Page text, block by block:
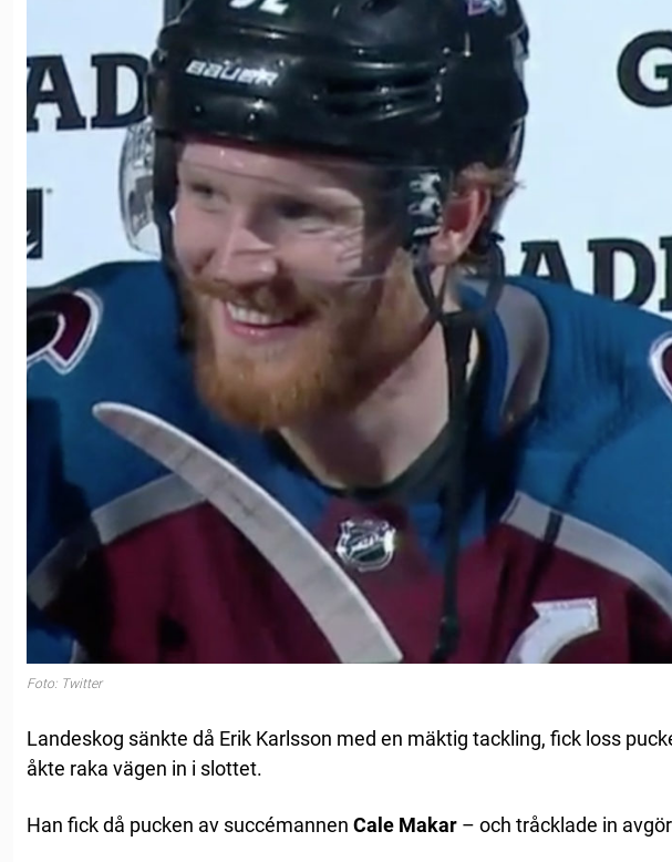
Foto: Twitter
Landeskog sänkte då Erik Karlsson med en mäktig tackling, fick loss
åkte raka vägen in i slottet.
Han fick då pucken av succémannen Cale Makar – och tråcklade in